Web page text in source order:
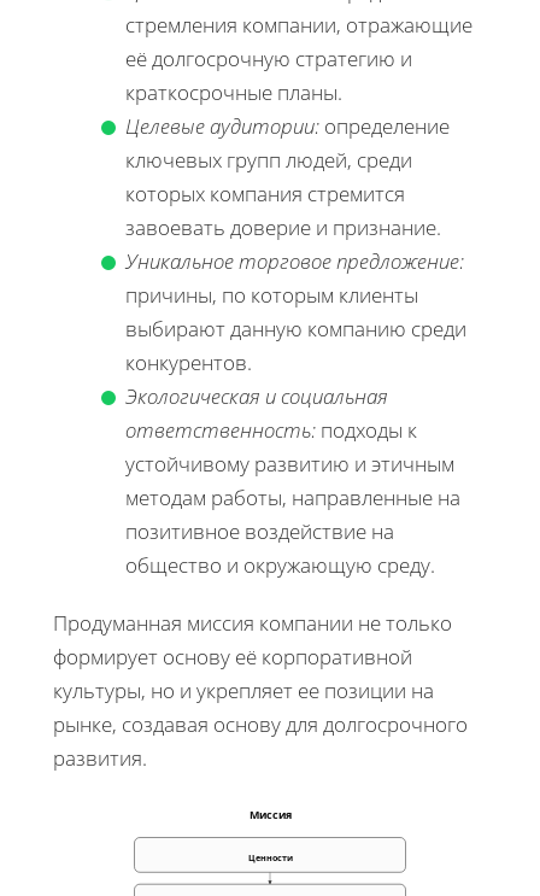
стремления компании, отражающие
её долгосрочную стратегию и
краткосрочные планы.
Целевые аудитории: определение
ключевых групп людей, среди
которых компания стремится
завоевать доверие и признание.
Уникальное торговое предложение:
причины, по которым клиенты
выбирают данную компанию среди
конкурентов.
Экологическая и социальная
ответственность: подходы к
устойчивому развитию и этичным
методам работы, направленные на
позитивное воздействие на
общество и окружающую среду.
Продуманная миссия компании не только
формирует основу её корпоративной
культуры, но и укрепляет ее позиции на
рынке, создавая основу для долгосрочного
развития.
Миссия
Ценности